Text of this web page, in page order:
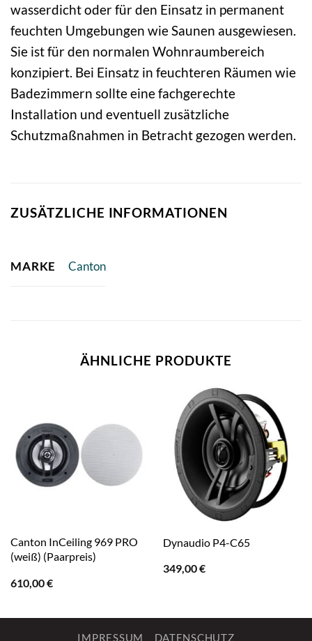
wasserdicht oder für den Einsatz in permanent
feuchten Umgebungen wie Saunen ausgewiesen.
Sie ist für den normalen Wohnraumbereich
konzipiert. Bei Einsatz in feuchteren Räumen wie
Badezimmern sollte eine fachgerechte
Installation und eventuell zusätzliche
Schutzmaßnahmen in Betracht gezogen werden.
ZUSÄTZLICHE INFORMATIONEN
MARKE Canton
ÄHNLICHE PRODUKTE
Canton InCeiling 969 PRO
(weiß) (Paarpreis)
610,00€
Dynaudio P4-C65
349,00€
IMPRESSUM DATENSCHUTZ